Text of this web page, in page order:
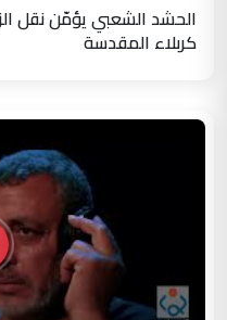
الحشد الشعبي يؤمّن نقل
كربلاء المقدسة